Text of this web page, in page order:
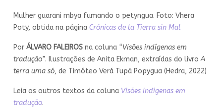
Mulher guarani mbya fumando o petyngua. Foto: Vhera
Poty, obtida na página Crónicas de la Tierra sin Mal
Por ÁLVARO FALEIROS na coluna “Visões indígenas em
tradução”. Ilustrações de Anita Ekman, extraídas do livroA
terra uma só, de Timóteo Verá Tupã Popygua (Hedra, 2022)
Leia os outros textos da coluna Visões indígenas em
tradução.